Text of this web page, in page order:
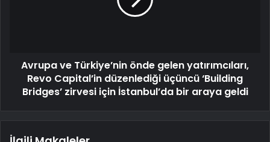
Avrupa ve Türkiye’nin önde gelen yatırımcıları,
Revo Capital’in düzenlediği üçüncü ‘Building
Bridges’ zirvesi için İstanbul’da bir araya geldi